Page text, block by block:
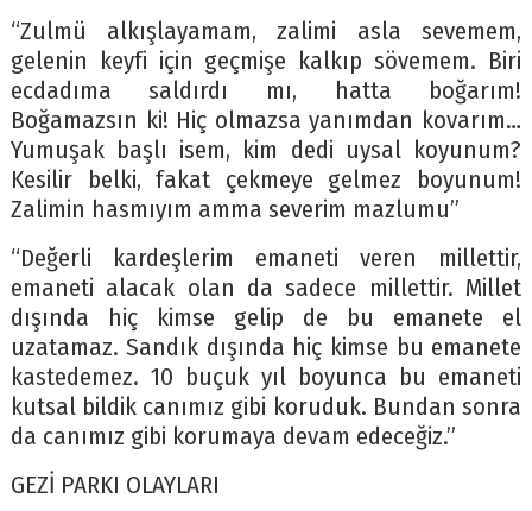
“Zulmü alkışlayamam, zalimi asla sevemem,
gelenin keyfi için geçmişe kalkıp sövemem. Biri
ecdadıma saldırdı mı, hatta boğarım!
Boğamazsın ki! Hiç olmazsa yanımdan kovarım…
Yumuşak başlı isem, kim dedi uysal koyunum?
Kesilir belki, fakat çekmeye gelmez boyunum!
Zalimin hasmıyım amma severim mazlumu”
“Değerli kardeşlerim emaneti veren millettir,
emaneti alacak olan da sadece millettir. Millet
dışında hiç kimse gelip de bu emanete el
uzatamaz. Sandık dışında hiç kimse bu emanete
kastedemez. 10 buçuk yıl boyunca bu emaneti
kutsal bildik canımız gibi koruduk. Bundan sonra
da canımız gibi korumaya devam edeceğiz.”
GEZİ PARKI OLAYLARI